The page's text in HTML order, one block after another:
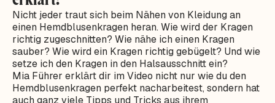
Nicht jeder traut sich beim Nähen von Kleidung an
einen Hemdblusenkragen heran. Wie wird der Kragen
richtig zugeschnitten? Wie nähe ich einen Kragen
sauber? Wie wird ein Kragen richtig gebügelt? Und wie
setze ich den Kragen in den Halsausschnitt ein?
Mia Führer erklärt dir im Video nicht nur wie du den
Hemdblusenkragen perfekt nacharbeitest, sondern hat
auch ganz viele Tipps und Tricks aus ihrem